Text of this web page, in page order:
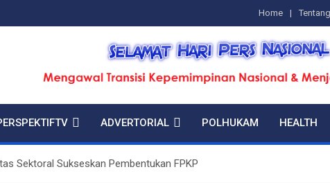
Home
ADVERTORIAL POLHUKAM HEALTH
Sektoral Sukseskan Pembentukan FPKP